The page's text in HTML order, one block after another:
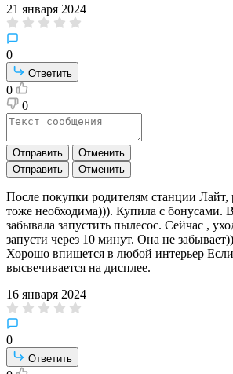
21 января 2024
0
Ответить
0
0
Отправить
Отменить
Отправить
Отменить
После покупки родителям станции
тоже необходима))). Купила с бонусами.
забывала запустить пылесос. Сейчас ,
запусти через 10 минут. Она не
Хорошо впишется в любой интерьер Если
высвечивается на дисплее.
16 января 2024
0
Ответить